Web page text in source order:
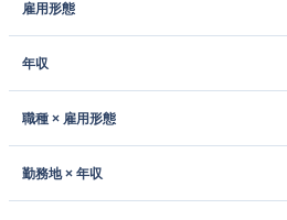
雇用形態
年収
職種 × 雇用形態
勤務地 × 年収